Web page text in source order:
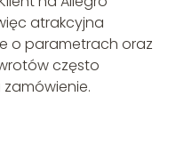
atrakcyjna
o parametrach oraz
często